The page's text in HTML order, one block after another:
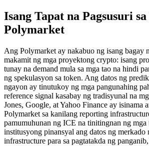
Isang Tapat na Pagsusuri
Polymarket
Ang Polymarket ay nakabuo ng isang bagay
makamit ng mga proyektong crypto: isang
tunay na demand mula sa mga tao na hindi
ng spekulasyon sa token. Ang datos ng
ngayon ay tinutukoy ng mga pangunahing
reference signal kasabay ng tradisyunal na
Jones, Google, at Yahoo Finance ay isinama
Polymarket sa kanilang reporting
pamumuhunan ng ICE na tinitingnan ng mga
institusyong pinansyal ang datos ng
infrastructure para sa pagtatakda ng